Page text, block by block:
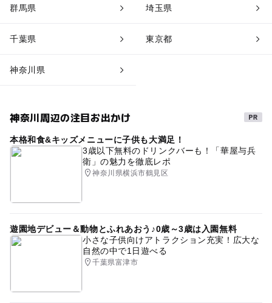
群馬県 埼玉県
千葉県 東京都
神奈川県
神奈川周辺の注目お出かけ
本格和食&キッズメニューに子供も大満足！
3歳以下無料のドリンクバーも！「華屋与兵
衛」の魅力を徹底レポ
神奈川県横浜市鶴見区
遊園地デビュー＆動物とふれあおう♪0歳～3歳は入園無料
小さな子供向けアトラクション充実！広大な
自然の中で1日遊べる
千葉県富津市